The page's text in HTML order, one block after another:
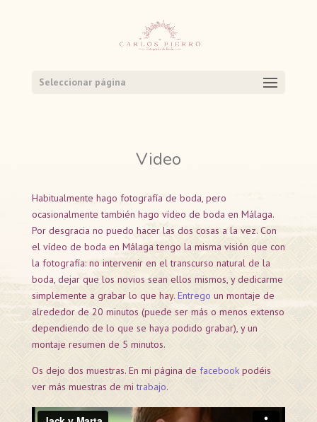
Seleccionar página
Video
Habitualmente hago fotografía de boda, pero
ocasionalmente también hago vídeo de boda en Málaga.
Por desgracia no puedo hacer las dos cosas a la vez. Con
el vídeo de boda en Málaga tengo la misma visión que con
la fotografía: no intervenir en el transcurso natural de la
boda, dejar que los novios sean ellos mismos, y dedicarme
simplemente a grabar lo que hay. Entrego un montaje de
alrededor de 20 minutos (puede ser más o menos extenso
dependiendo de lo que se haya podido grabar), y un
montaje resumen de 5 minutos.
Os dejo dos muestras. En mi página de facebookpodéis
ver más muestras de mitrabajo.